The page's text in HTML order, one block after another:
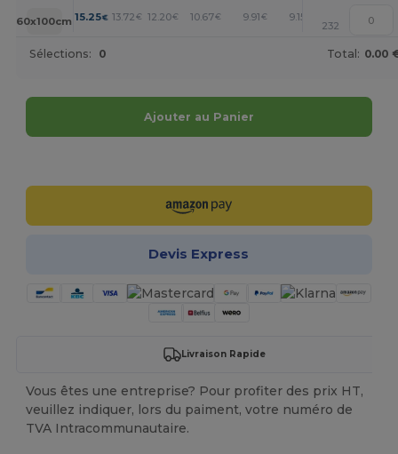
60x100cm 15.25€ 13.72€ 12.20€ 10.67€ 9.91€ 9.15 +
232
Sélections: 0 Total: 0.00
Ajouter au Panier
Devis Express
Livraison Rapide
Vous êtes une entreprise? Pour profiter des prix HT,
veuillez indiquer, lors du paiment, votre numéro de
TVA Intracommunautaire.